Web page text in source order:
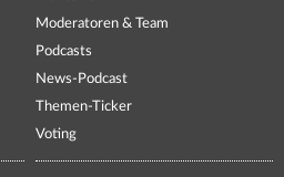
Moderatoren & Team
Podcasts
News-Podcast
Themen-Ticker
Voting